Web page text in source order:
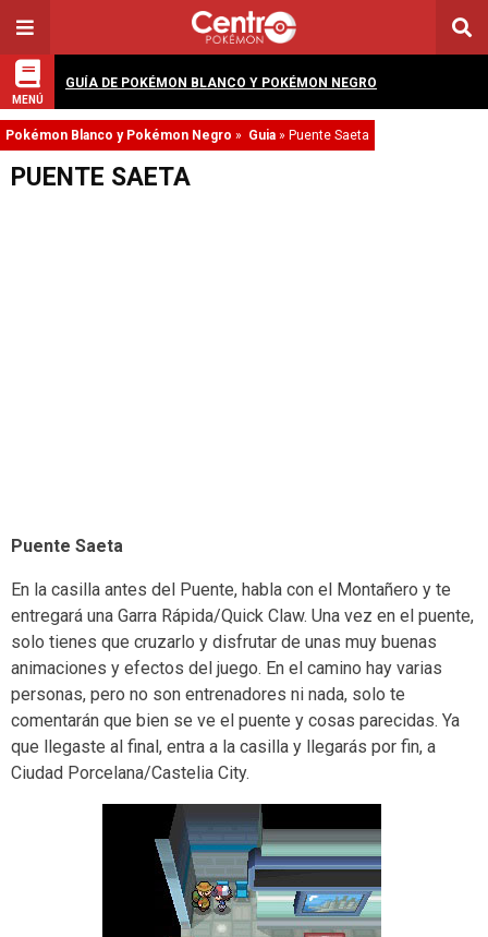
MENÚ
GUÍA DE POKÉMON BLANCO Y POKÉMON NEGRO
Pokémon Blanco y Pokémon Negro » Guia » Puente Saeta
PUENTE SAETA
Puente Saeta
En la casilla antes del Puente, habla con el Montañero y te
entregará una Garra Rápida/Quick Claw. Una vez en el puente,
solo tienes que cruzarlo y disfrutar de unas muy buenas
animaciones y efectos del juego. En el camino hay varias
personas, pero no son entrenadores ni nada, solo te
comentarán que bien se ve el puente y cosas parecidas. Ya
que llegaste al final, entra a la casilla y llegarás por fin, a
Ciudad Porcelana/Castelia City.